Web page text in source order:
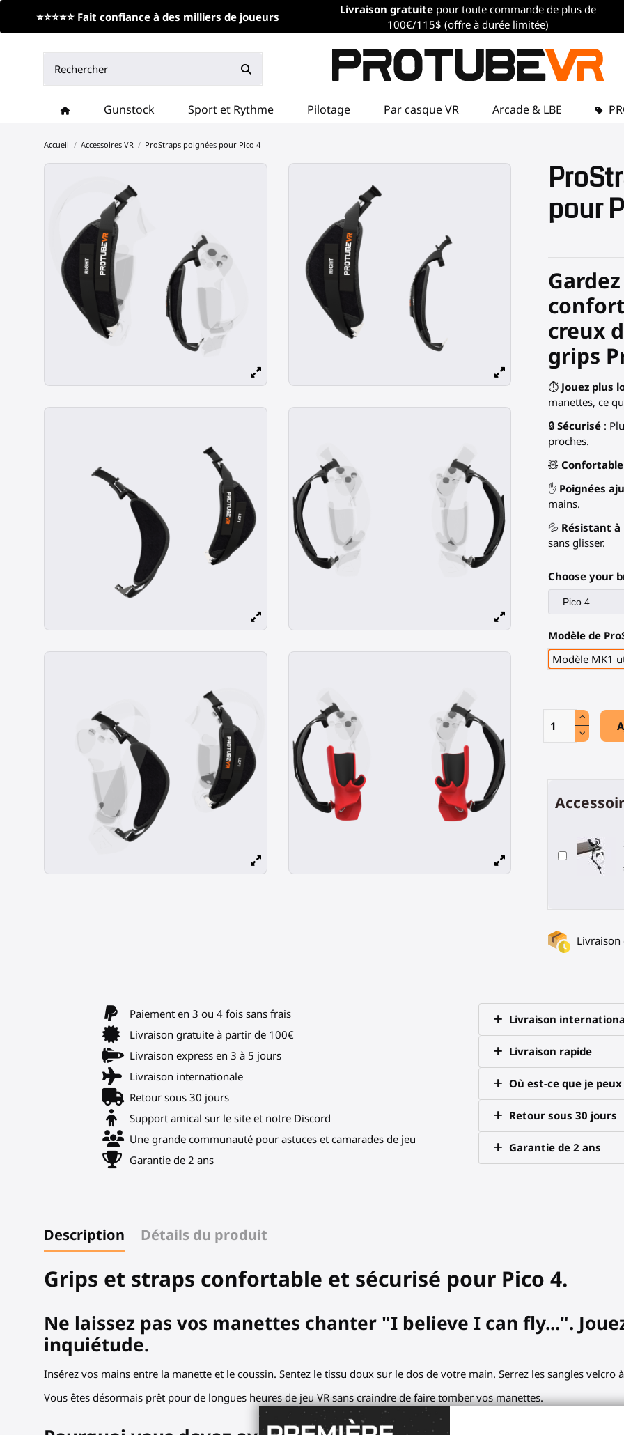
⭐⭐⭐⭐⭐ Fait confiance à des milliers de joueurs
Livraison gratuitepour toute commande de plus de
100€/115$ (offre à durée limitée)
Gunstock Sport et Rythme Pilotage Par casque VR Arcade & LBE
Accueil Accessoires VR ProStraps poignées pour Pico 4
pour
creux
grips
⏱️ Jouez plus
manettes, ce
🔒 Sécurisé:
proches.
🧸 Confortable
✋ Poignées
mains.
💦 Résistant
sans glisser.
Choose your
Modèle de
Modèle MK1
Paiement en 3 ou 4 fois sans frais
Livraison gratuite à partir de 100€
Livraison express en 3 à 5 jours
Livraison internationale
Retour sous 30 jours
Support amical sur le site et notre Discord
Une grande communauté pour astuces et camarades de jeu
Garantie de 2 ans
Livraison
Livraison rapide
Où est-ce que je
Retour sous 30 jours
Garantie de 2 ans
Description Détails du produit
Grips et straps confortable et sécurisé pour Pico 4.
Ne laissez pas vos manettes chanter "I believe I can fly...".
inquiétude.
Insérez vos mains entre la manette et le coussin. Sentez le tissu doux sur le dos de votre main. Serrez les sangles
Vous êtes désormais prêt pour de longues heures de jeu VR sans craindre de faire tomber vos manettes.